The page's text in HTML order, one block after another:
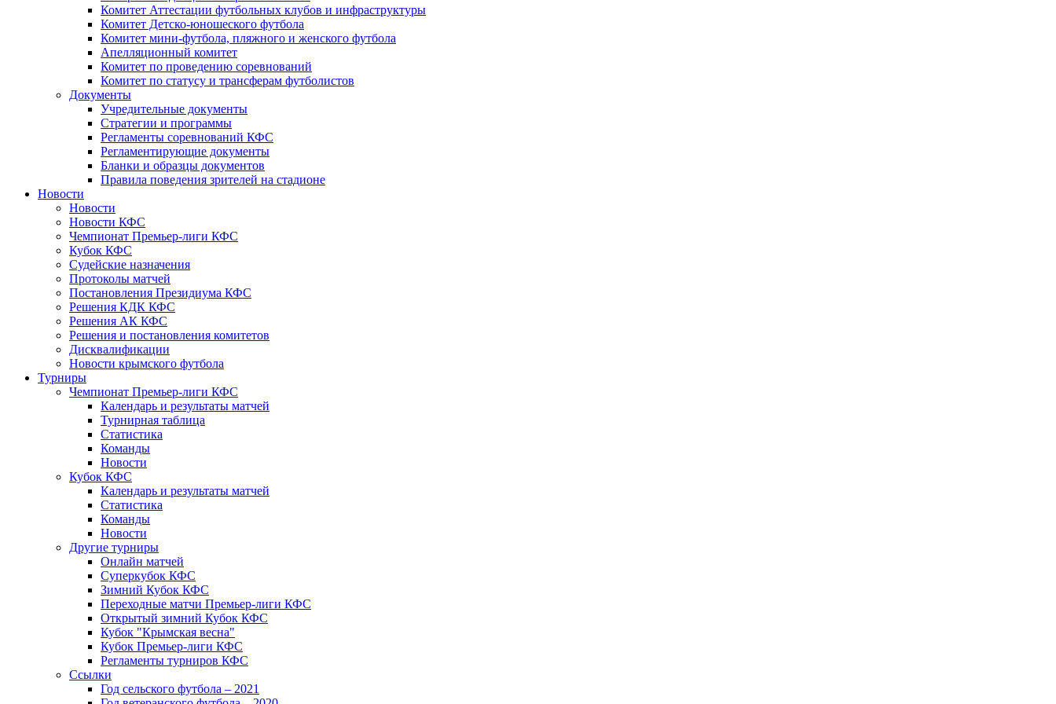
Комитет Аттестации футбольных клубов и инфраструктуры
Комитет Детско-юношеского футбола
Комитет мини-футбола, пляжного и женского футбола
Апелляционный комитет
Комитет по проведению соревнований
Комитет по статусу и трансферам футболистов
Документы
Учредительные документы
Стратегии и программы
Регламенты соревнований КФС
Регламентирующие документы
Бланки и образцы документов
Правила поведения зрителей на стадионе
Новости
Новости
Новости КФС
Чемпионат Премьер-лиги КФС
Кубок КФС
Судейские назначения
Протоколы матчей
Постановления Президиума КФС
Решения КДК КФС
Решения АК КФС
Решения и постановления комитетов
Дисквалификации
Новости крымского футбола
Турниры
Чемпионат Премьер-лиги КФС
Календарь и результаты матчей
Турнирная таблица
Статистика
Команды
Новости
Кубок КФС
Календарь и результаты матчей
Статистика
Команды
Новости
Другие турниры
Онлайн матчей
Суперкубок КФС
Зимний Кубок КФС
Переходные матчи Премьер-лиги КФС
Открытый зимний Кубок КФС
Кубок "Крымская весна"
Кубок Премьер-лиги КФС
Регламенты турниров КФС
Ссылки
Год сельского футбола – 2021